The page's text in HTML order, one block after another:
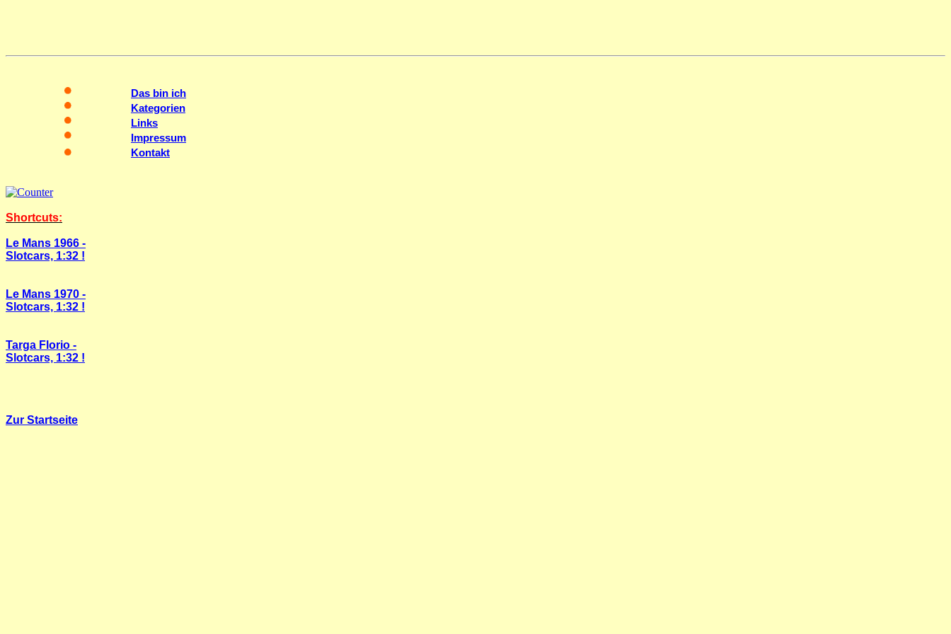
Das bin ich
Kategorien
Links
Impressum
Kontakt
Shortcuts:
Le Mans 1966 -
Slotcars, 1:32 !
Le Mans 1970 -
Slotcars, 1:32 !
Targa Florio -
Slotcars, 1:32 !
Zur Startseite